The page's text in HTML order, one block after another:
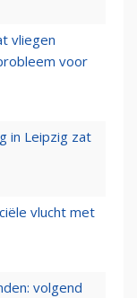
vliegen
voor
in Leipzig zat
vlucht met
volgend